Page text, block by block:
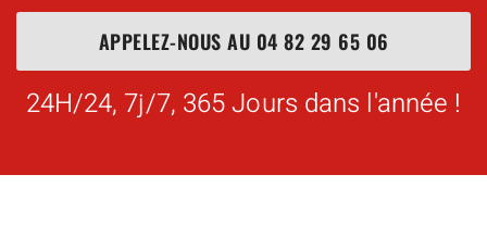
APPELEZ-NOUS AU 04 82 29 65 06
24H/24, 7j/7, 365 Jours dans l'année !